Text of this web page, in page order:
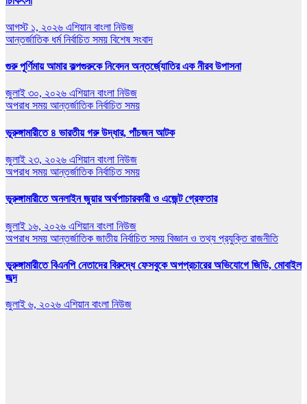
আগস্ট ১, ২০২৬ এশিয়ান বাংলা নিউজ
আন্তর্জাতিক ধর্মনির্বাচিত সময় বিশেষ সংবাদ
গুরু পূর্ণিমায় আমার কল্পগুরুকে নিবেদন অন্তর্জ্যোতির এক নীরব উপাসনা
জুলাই ৩০, ২০২৬ এশিয়ান বাংলা নিউজ
অপরাধ সময় আন্তর্জাতিক নির্বাচিত সময়
ভূরুঙ্গামারীতে ৪ ভারতীয় গরু উদ্ধার, পাঁচজন আটক
জুলাই ২৩, ২০২৬ এশিয়ান বাংলা নিউজ
অপরাধ সময় আন্তর্জাতিক নির্বাচিত সময়
ভূরুঙ্গামারীতে অনলাইন জুয়ার অর্থপাচারকারী ও এজেন্ট গ্রেফতার
জুলাই ১৬, ২০২৬ এশিয়ান বাংলা নিউজ
অপরাধ সময় আন্তর্জাতিক জাতীয় নির্বাচিত সময় বিজ্ঞান ও তথ্য প্রযুক্তিরাজনীতি
ভূরুঙ্গামারীতে বিএনপি নেতাদের বিরুদ্ধে ফেসবুকে অপপ্রচারের অভিযোগে জিডি, মোবাইল
জব্দ
জুলাই ৬, ২০২৬ এশিয়ান বাংলা নিউজ